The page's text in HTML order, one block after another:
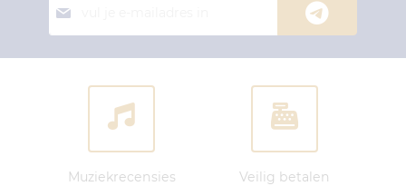
je
op
Muziekrecensies Veilig betalen